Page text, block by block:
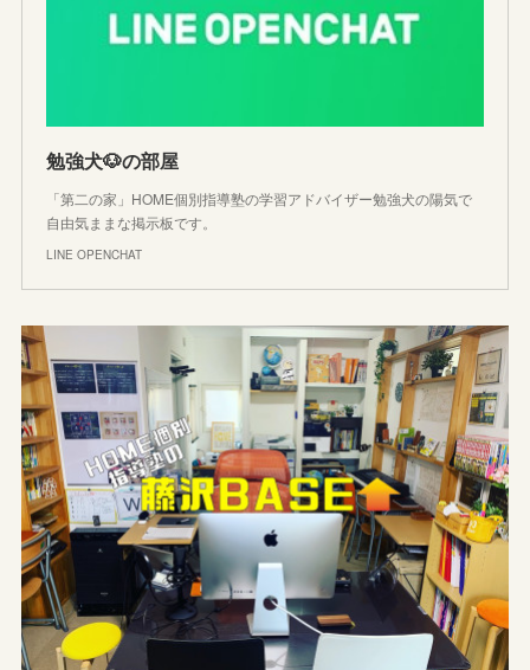
勉強犬🐶の部屋
「第二の家」HOME個別指導塾の学習アドバイザー勉強犬の陽気で
自由気ままな掲示板です。
LINE OPENCHAT